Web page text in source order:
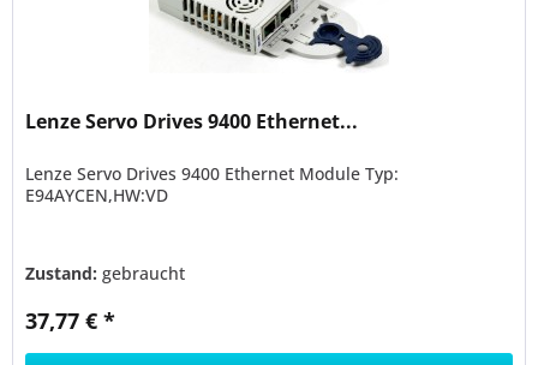
Lenze Servo Drives 9400 Ethernet...
Lenze Servo Drives 9400 Ethernet Module Typ:
E94AYCEN,HW:VD
Zustand:gebraucht
37,77 € *